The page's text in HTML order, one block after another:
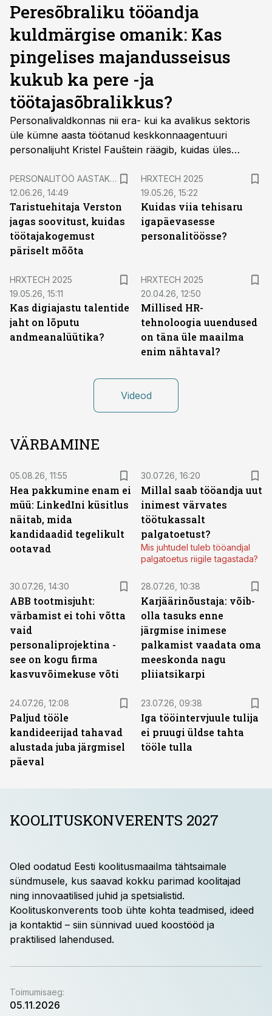
Peresõbraliku tööandja
kuldmärgise omanik: Kas
pingelises majandusseisus
kukub ka pere -ja
töötajasõbralikkus?
Personalivaldkonnas nii era- kui ka avalikus sektoris
üle kümne aasta töötanud keskkonnaagentuuri
personalijuht Kristel Fauštein räägib, kuidas üles
kaasaegseid personalipraktikaid.
PERSONALITÖÖ AASTAKONVERENTS 2025
12.06.26, 14:49
Taristuehitaja Verston
jagas soovitust, kuidas
töötajakogemust
päriselt mõõta
HRXTECH 2025
19.05.26, 15:22
Kuidas viia tehisaru
igapäevasesse
personalitöösse?
HRXTECH 2025
19.05.26, 15:11
Kas digiajastu talentide
jaht on lõputu
andmeanalüütika?
HRXTECH 2025
20.04.26, 12:50
Millised HR-
tehnoloogia uuendused
on täna üle maailma
enim nähtaval?
Videod
VÄRBAMINE
05.08.26, 11:55
Hea pakkumine enam ei
müü: LinkedIni küsitlus
näitab, mida
kandidaadid tegelikult
ootavad
30.07.26, 16:20
Millal saab tööandja uut
inimest värvates
töötukassalt
palgatoetust?
Mis juhtudel tuleb tööandjal
palgatoetus riigile tagastada?
30.07.26, 14:30
ABB tootmisjuht:
värbamist ei tohi võtta
vaid
personaliprojektina -
see on kogu firma
kasvuvõimekuse võti
28.07.26, 10:38
Karjäärinõustaja: võib-
olla tasuks enne
järgmise inimese
palkamist vaadata oma
meeskonda nagu
pliiatsikarpi
24.07.26, 12:08
Paljud tööle
kandideerijad tahavad
alustada juba järgmisel
päeval
23.07.26, 09:38
Iga tööintervjuule tulija
ei pruugi üldse tahta
tööle tulla
KOOLITUSKONVERENTS 2027
Oled oodatud Eesti koolitusmaailma tähtsaimale
sündmusele, kus saavad kokku parimad koolitajad
ning innovaatilised juhid ja spetsialistid.
Koolituskonverents toob ühte kohta teadmised, ideed
ja kontaktid – siin sünnivad uued koostööd ja
praktilised lahendused.
Toimumisaeg:
05.11.2026